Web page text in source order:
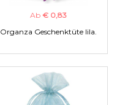
Ab € 0,83
Organza Geschenktüte lila.